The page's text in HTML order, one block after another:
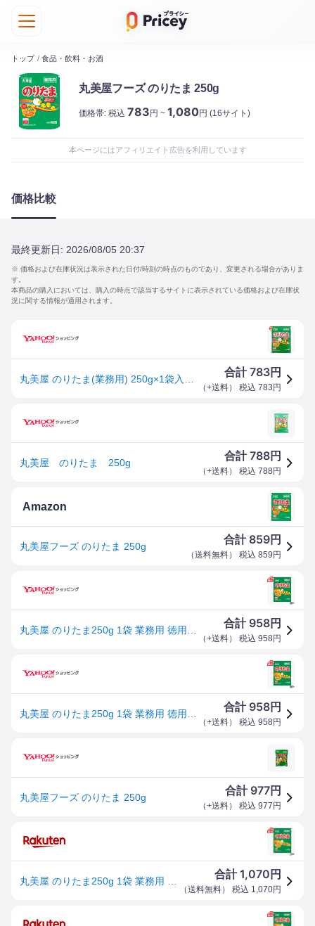
トップ / 食品・飲料・お酒
丸美屋フーズ のりたま 250g
価格帯: 税込 783 円 ~ 1,080円 (16サイト)
本ページにはアフィリエイト広告を利用しています
価格比較
最終更新日: 2026/08/05 20:37
※ 価格および在庫状況は表示された日付/時刻の時点のものであり、変更される場合がありま
す。
本商品の購入においては、購入の時点で該当するサイトに表示されている価格および在庫状
況に関する情報が適用されます。
合計783円
（+送料） 税込 783 円
丸美屋 のりたま 250g
合計788円
（+送料） 税込 788 円
Amazon
丸美屋フーズ のりたま 250g
合計 859円
（送料無料） 税込 859 円
合計 958円
（+送料） 税込 958 円
合計 958円
（+送料） 税込 958 円
丸美屋フーズ のりたま 250g
合計 977円
（+送料） 税込 977 円
合計1,070 円
（送料無料） 税込 1,070円